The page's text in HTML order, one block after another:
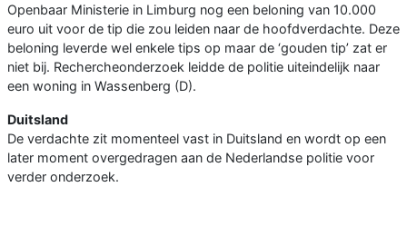
Openbaar Ministerie in Limburg nog een beloning van 10.000
euro uit voor de tip die zou leiden naar de hoofdverdachte. Deze
beloning leverde wel enkele tips op maar de ‘gouden tip’ zat er
niet bij. Rechercheonderzoek leidde de politie uiteindelijk naar
een woning in Wassenberg (D).
Duitsland
De verdachte zit momenteel vast in Duitsland en wordt op een
later moment overgedragen aan de Nederlandse politie voor
verder onderzoek.